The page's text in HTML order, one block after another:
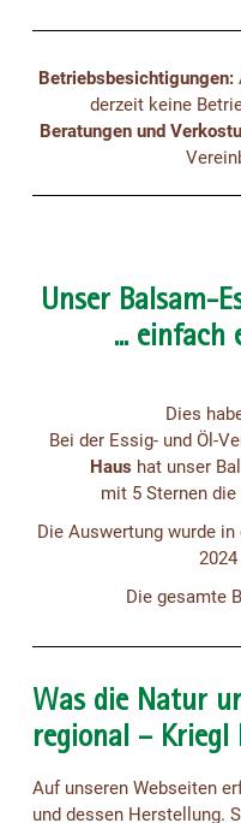
Betriebsbesichtigungen:
derzeit keine
Beratungen und
Unser Balsam-
... einfach
Dies
Bei der Essig- und Öl-
Haus hat unser
mit 5 Sternen
Die Auswertung wurde
Die gesamte
Was die Natur
regional – Kriegl
Auf unseren Webseiten
und dessen Herstellung.